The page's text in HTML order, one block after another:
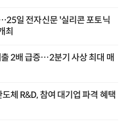
일 전자신문 '실리콘 포토닉
최
2배 급증…2분기 사상 최대 매
체 R&D, 참여 대기업 파격 혜택